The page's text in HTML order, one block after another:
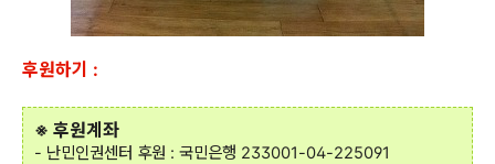
후원하기 :
※ 후원계좌
- 난민인권센터 후원 : 국민은행 233001-04-225091